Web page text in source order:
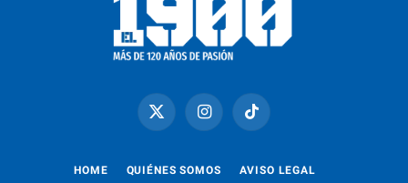
X
(Twitter)
InstagramTikTok
HOME QUIÉNES SOMOS AVISO LEGAL